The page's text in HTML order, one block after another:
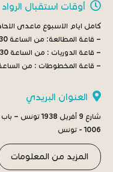
أوقات استقبال الرواد
كامل ايام الاسبوع ماعدى
– قاعة المطالعة: من الساعة 8:30 إلى الساعة 19:45
– قاعة الدوريات : من الساعة 8:30 إلى الساعة 19:45
– قاعة المخطوطات : من الساعة 8:30 إلى الساعة
العنوان البريدي
شارع 9 أفريل 1938 تونس – باب سويقة
1006 - تونس
المزيد من المعلومات